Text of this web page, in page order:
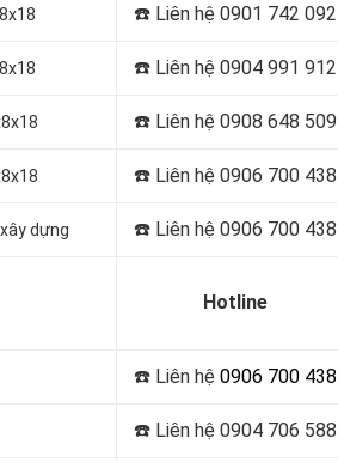
☎️ Liên hệ 0901 742 092
☎️ Liên hệ 0904 991 912
☎️ Liên hệ 0908 648 509
☎️ Liên hệ 0906 700 438
dựng ☎️ Liên hệ 0906 700 438
Hotline
☎️ Liên hệ 0906 700 438
☎️ Liên hệ 0904 706 588